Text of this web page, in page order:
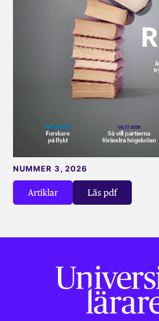
Artiklar Läs pdf
NUMMER 3, 2026